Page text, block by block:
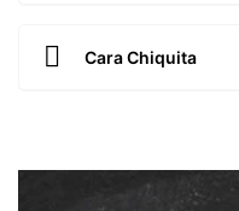
Cara Chiquita